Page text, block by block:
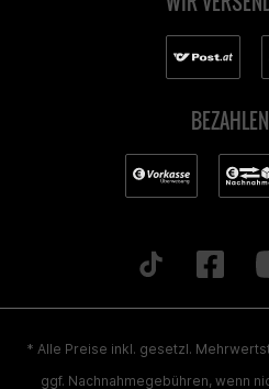
* Alle Preise inkl. gesetzl.
ggf. Nachnahmegebühren, wenn